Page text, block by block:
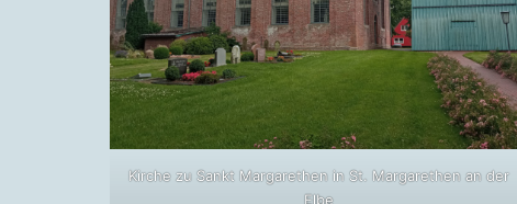
Kirche zu Sankt Margarethen in St. Margarethen an der
Elbe